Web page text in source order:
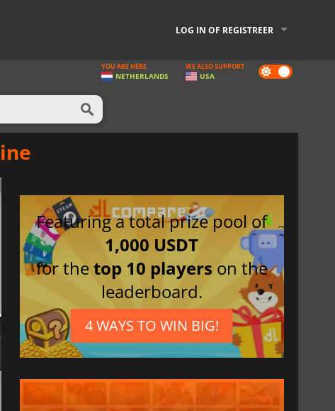
LOG IN OF REGISTREER
Dark
mode
YOU ARE HERE
NETHERLANDS
WE ALSO SUPPORT
USA
Featuring a total prize pool of
1,000 USDT
for thetop 10 players on the
leaderboard.
4 WAYS TO WIN BIG!